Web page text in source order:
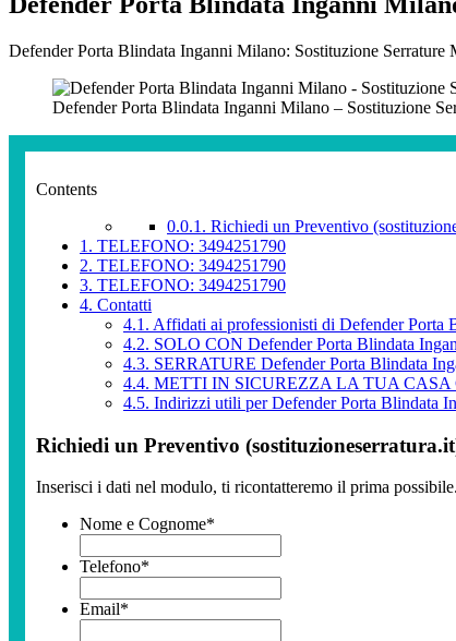
Defender Porta Blindata Inganni Milano: Sostituzione
Defender Porta Blindata Inganni Milano – Sostituzione
Contents
0.0.1. Richiedi un Preventivo
1. TELEFONO: 3494251790
2. TELEFONO: 3494251790
3. TELEFONO: 3494251790
4. Contatti
4.1. Affidati ai professionisti di Defender Porta
4.2. SOLO CON Defender Porta Blindata
4.3. SERRATURE Defender Porta Blindata
4.4. METTI IN SICUREZZA LA TUA CASA
4.5. Indirizzi utili per Defender Porta Blindata
Richiedi un Preventivo
Inserisci i dati nel modulo, ti ricontatteremo il prima possibile.
Nome e Cognome*
Telefono*
Email*